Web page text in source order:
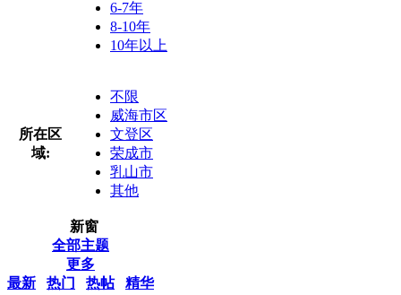
6-7年
8-10年
10年以上
所在区
域:
不限
威海市区
文登区
荣成市
乳山市
其他
新窗
全部主题
更多
最新
热门 热帖 精华